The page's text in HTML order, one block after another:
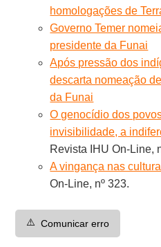
homologações de
Governo Temer
presidente da Funai
Após pressão dos
descarta nomeação
da Funai
O genocídio dos
invisibilidade, a
Revista IHU On-Line,
A vingança nas
On-Line, nº 323.
⚠️ Comunicar erro